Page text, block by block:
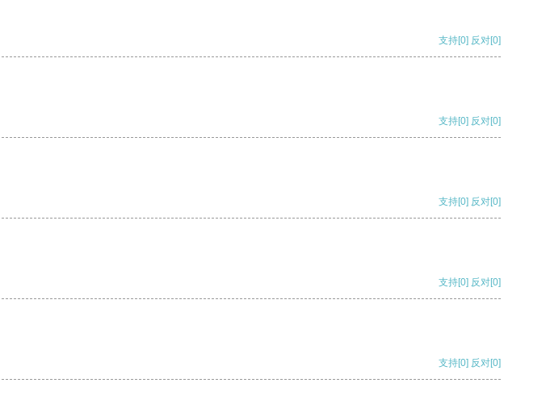
支持[0] 反对[0]
支持[0] 反对[0]
支持[0] 反对[0]
支持[0] 反对[0]
支持[0] 反对[0]